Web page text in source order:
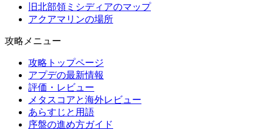
旧北部領ミシディアのマップ
アクアマリンの場所
攻略メニュー
攻略トップページ
アプデの最新情報
評価・レビュー
メタスコアと海外レビュー
あらすじと用語
序盤の進め方ガイド